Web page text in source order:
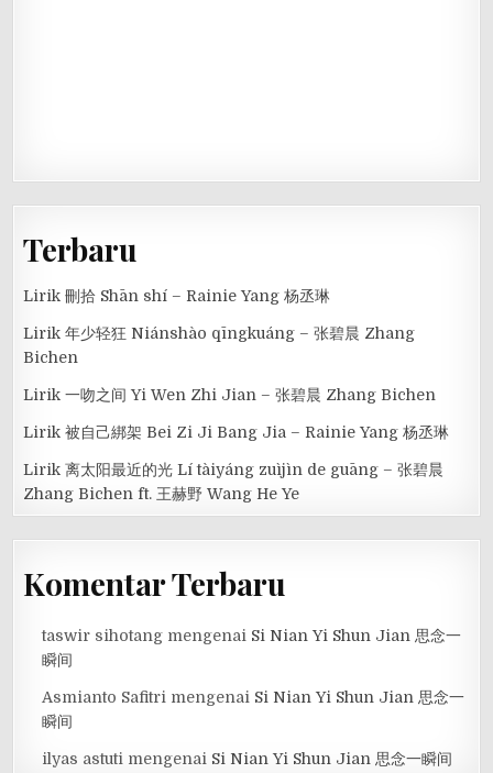
Terbaru
Lirik 刪拾 Shān shí – Rainie Yang 杨丞琳
Lirik 年少轻狂 Niánshào qīngkuáng – 张碧晨 Zhang
Bichen
Lirik 一吻之间 Yi Wen Zhi Jian – 张碧晨 Zhang Bichen
Lirik 被自己綁架 Bei Zi Ji Bang Jia – Rainie Yang 杨丞琳
Lirik 离太阳最近的光 Lí tàiyáng zuìjìn de guāng – 张碧晨
Zhang Bichen ft. 王赫野 Wang He Ye
Komentar Terbaru
taswir sihotang mengenai Si Nian Yi Shun Jian 思念一
瞬间
Asmianto Safitri mengenai Si Nian Yi Shun Jian 思念一
瞬间
ilyas astuti mengenai Si Nian Yi Shun Jian 思念一瞬间